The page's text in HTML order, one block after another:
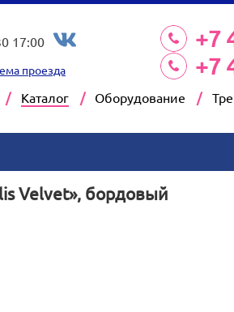
17:00
проезда
+7
+7
Каталог Оборудование
Velvet», бордовый